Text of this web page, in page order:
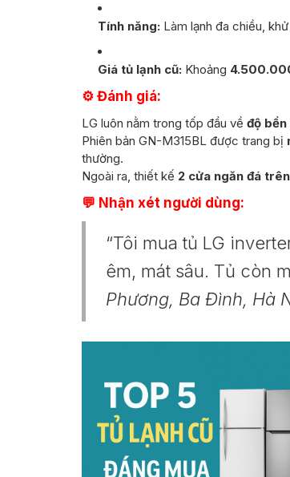
Tính năng: Làm lạnh đa chiều,
Giá tủ lạnh cũ: Khoảng
⚙️ Đánh giá:
LG luôn nằm trong tốp đầu về độ
Phiên bản GN-M315BL được trang bị
thường.
Ngoài ra, thiết kế 2 cửa ngăn đá trên
💬 Nhận xét người dùng:
“Tôi mua tủ LG
êm, mát sâu. Tủ còn
Phương, Ba Đình, Hà